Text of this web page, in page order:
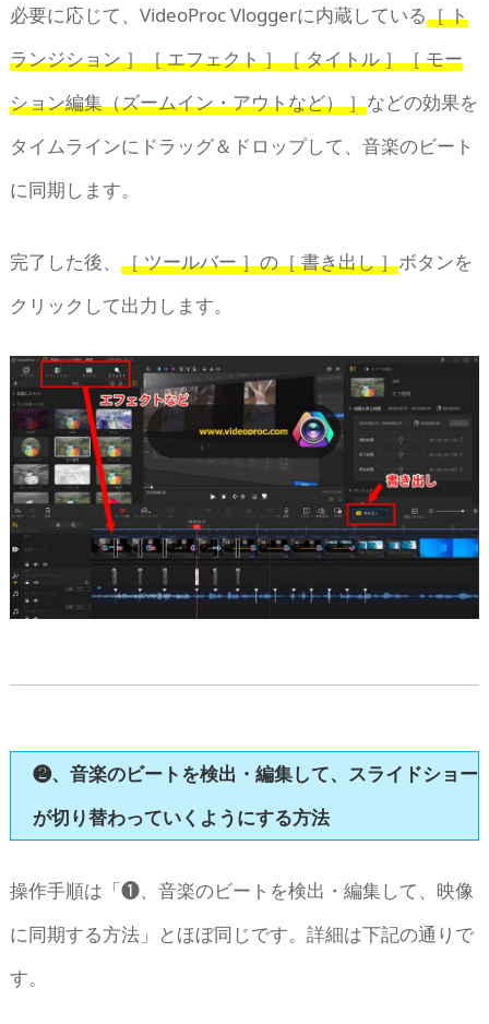
必要に応じて、VideoProc Vloggerに内蔵している［ ト
ランジション ］［ エフェクト ］［ タイトル ］［ モー
ション編集（ズームイン・アウトなど） ］などの効果を
タイムラインにドラッグ＆ドロップして、音楽のビート
に同期します。
完了した後、 ［ ツールバー ］の［ 書き出し ］ボタンを
クリックして出力します。
❷、音楽のビートを検出・編集して、スライドショー
が切り替わっていくようにする方法
操作手順は「❶、音楽のビートを検出・編集して、映像
に同期する方法」とほぼ同じです。詳細は下記の通りで
す。